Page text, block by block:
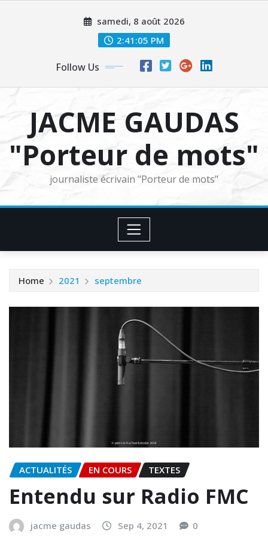
samedi, 8 août 2026
2:41:06 PM
Follow Us
JACME GAUDAS
"Porteur de mots"
journaliste écrivain "Porteur de mots"
Home 2021 septembre
ACTUALITÉS EN COURS TEXTES
Entendu sur Radio FMC
jacme gaudas Sep 4, 2021 0